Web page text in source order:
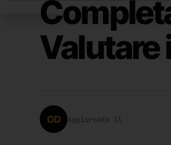
Valutare
OD Aggiornato il